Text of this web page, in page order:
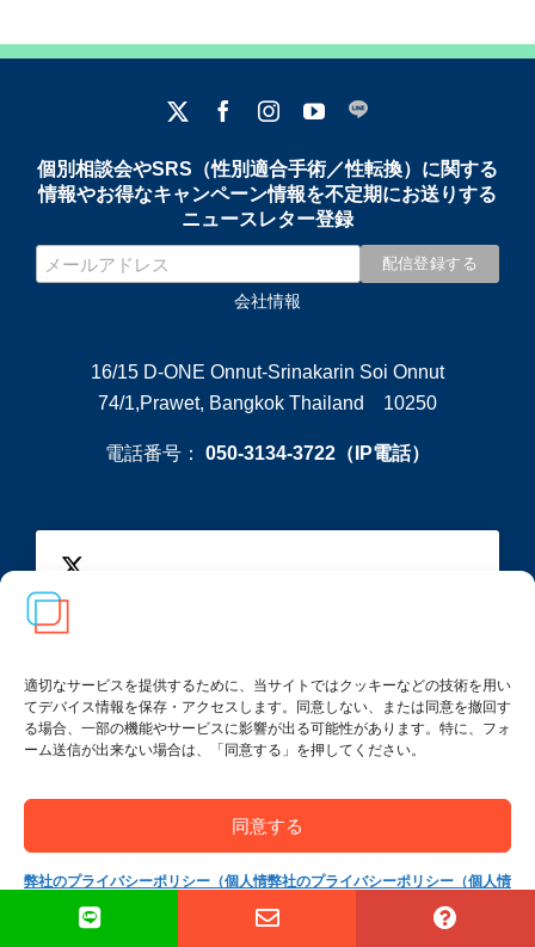
適切なサービスを提供するために、当サイトではクッキーなどの技術を用い
てデバイス情報を保存・アクセスします。同意しない、または同意を撤回す
る場合、一部の機能やサービスに影響が出る可能性があります。特に、フォ
ーム送信が出来ない場合は、「同意する」を押してください。
同意する
弊社のプライバシーポリシー（個人情
報保護方針）
弊社のプライバシーポリシー（個人情
報保護方針）
個別相談会やSRS（性別適合手術／性転換）に関する
情報やお得なキャンペーン情報を不定期にお送りする
ニュースレター登録
会社情報
16/15 D-ONE Onnut-Srinakarin Soi Onnut
74/1,Prawet, Bangkok Thailand 10250
電話番号： 050-3134-3722（IP電話）
Tweets bythaisrscom
「marketing 」クッキ
ーに同意してくださ
い。
このコンテンツを表示するには「marketing
」クッキーに同意してください。